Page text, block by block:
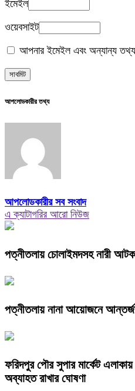
ইমেইল
ওয়েবসাইট
আপনার ইমেইল এবং অন্যান্য
আপলোডকারীর তথ্য
আপলোডকারীর সব সংবাদ
এ ক্যাটাগরির আরো নিউজ
পত্নীতলায় চোলাইমদসহ নারী আটক
পত্নীতলায় নানা আয়োজনে
ফরিদপুর পৌর সুপার মার্কেট
অব্যাহত রাখার ঘোষণা